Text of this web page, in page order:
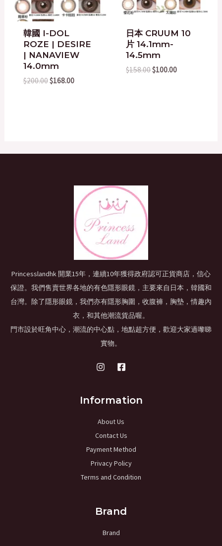
韓國 I-DOL
ROZE | DESIRE
| NANAVIEW
14.0mm
$200.00$168.00
日本 CRUUM 10
片 14.1mm-
14.5mm
$158.00$100.00
Princesslandhk 開業15年，連續10年獲得政府認可正貨商店，信心
保證。我們售賣世界各地的有色隱形眼鏡，主要來自日本，韓國和
台灣。除了隱形眼鏡，我們亦有隱形胸圍，收腹褲，胸墊，情趣內
衣，和其他潮流貨品喔。
門市設於旺角中心，潮流的中心點，地點超方便，歡迎大家過嚟睇
實物。
Information
About Us
Contact Us
Payment Method
Privacy Policy
Terms and Condition
Brand
Brand